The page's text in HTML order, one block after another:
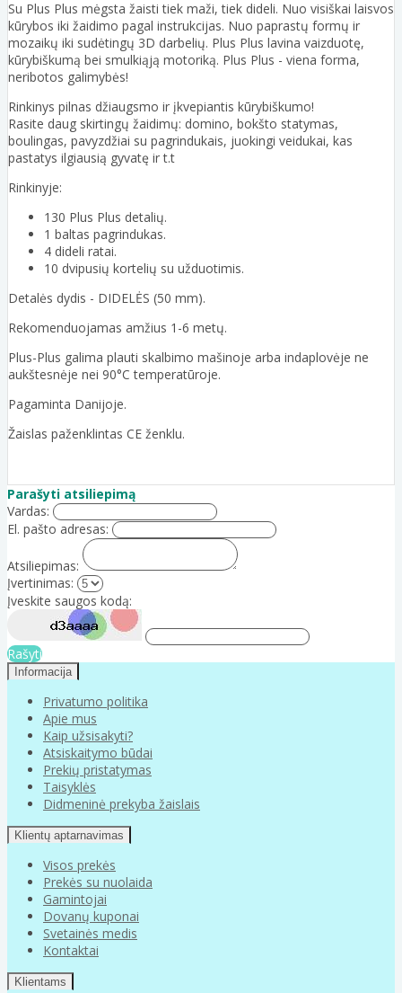
Su Plus Plus mėgsta žaisti tiek maži, tiek dideli. Nuo visiškai laisvos
kūrybos iki žaidimo pagal instrukcijas. Nuo paprastų formų ir
mozaikų iki sudėtingų 3D darbelių. Plus Plus lavina vaizduotę,
kūrybiškumą bei smulkiąją motoriką. Plus Plus - viena forma,
neribotos galimybės!
Rinkinys pilnas džiaugsmo ir įkvepiantis kūrybiškumo!
Rasite daug skirtingų žaidimų: domino, bokšto statymas,
boulingas, pavyzdžiai su pagrindukais, juokingi veidukai, kas
pastatys ilgiausią gyvatę ir t.t
Rinkinyje:
130 Plus Plus detalių.
1 baltas pagrindukas.
4 dideli ratai.
10 dvipusių kortelių su užduotimis.
Detalės dydis - DIDELĖS (50 mm).
Rekomenduojamas amžius 1-6 metų.
Plus-Plus galima plauti skalbimo mašinoje arba indaplovėje ne
aukštesnėje nei 90°C temperatūroje.
Pagaminta Danijoje.
Žaislas paženklintas CE ženklu.
Parašyti atsiliepimą
Vardas:
El. pašto adresas:
Atsiliepimas:
Įvertinimas:
Įveskite saugos kodą:
Rašyti
Informacija
Privatumo politika
Apie mus
Kaip užsisakyti?
Atsiskaitymo būdai
Prekių pristatymas
Taisyklės
Didmeninė prekyba žaislais
Klientų aptarnavimas
Visos prekės
Prekės su nuolaida
Gamintojai
Dovanų kuponai
Svetainės medis
Kontaktai
Klientams